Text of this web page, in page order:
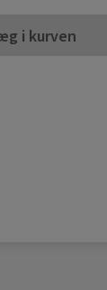
i kurven